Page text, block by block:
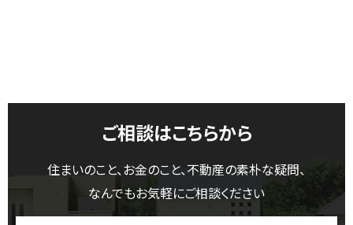
ご相談はこちらから
住まいのこと、お金のこと、不動産の素朴な疑問、
なんでもお気軽にご相談ください